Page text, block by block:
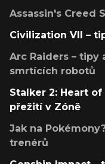
Assassin's Creed
Civilization VII –
Arc Raiders – tipy
smrtících robotů
Stalker 2: Heart
přežití v Zóně
Jak na
trenérů